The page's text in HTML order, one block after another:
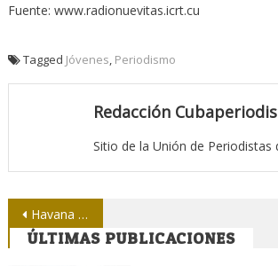
Fuente: www.radionuevitas.icrt.cu
Tagged Jóvenes, Periodismo
Redacción
Sitio de la Unión de Periodistas
Navegación
de
Havana D´Primera en la ruta de un bailable periodístico
ÚLTIMAS PUBLICACIONES